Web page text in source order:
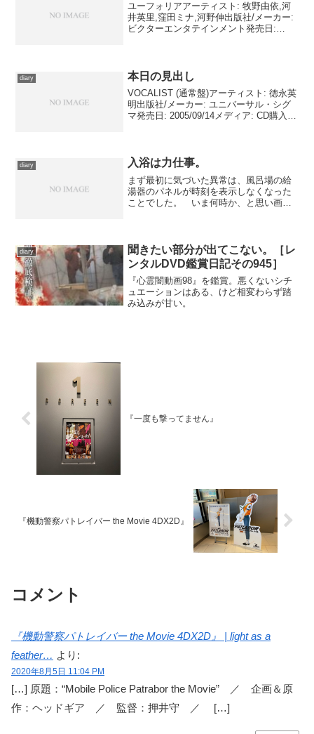
ユーフォリアアーティスト: 牧野由依,河
井英里,窪田ミナ,河野伸出版社/メーカー:
ビクターエンタテインメント発売日:
diary 本日の見出し
VOCALIST (通常盤)アーティスト: 徳永英
明出版社/メーカー: ユニバーサル・シグ
マ発売日: 2005/09/14メディア: CD購入: 6
diary 入浴は力仕事。
まず最初に気づいた異常は、風呂場の給
湯器のパネルが時刻を表示しなくなった
ことでした。 いま何時か、と思い画面
だったらしい。 後日、ガ...
diary
聞きたい部分が出てこない。［レ
ンタルDVD鑑賞日記その945］
『心霊闇動画98』を鑑賞。悪くないシチ
ュエーションはある、けど相変わらず踏
み込みが甘い。
『一度も撃ってません』
『機動警察パトレイバー the Movie 4DX2D』
コメント
『機動警察パトレイバー the Movie 4DX2D』 | light as a
feather… より:
2020年8月5日 11:04 PM
[…] 原題：“Mobile Police Patrabor the Movie” ／ 企画＆原
作：ヘッドギア ／ 監督：押井守 ／ […]